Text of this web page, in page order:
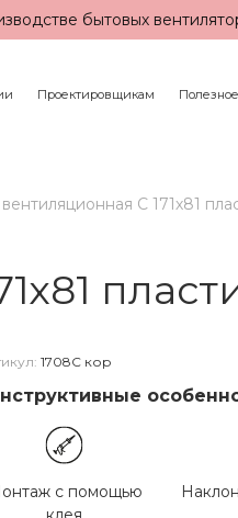
бытовых
Проектировщикам Полезное
С 171х81
1708С кор
с помощью